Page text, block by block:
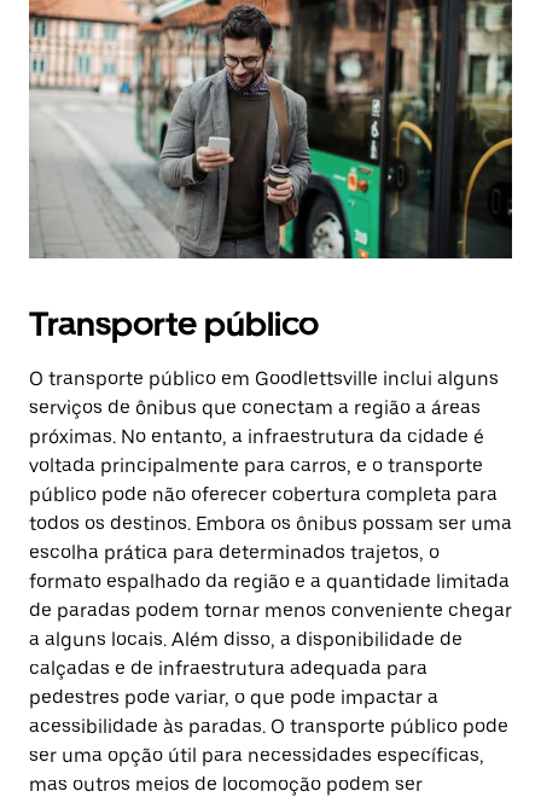
Transporte público
O transporte público em Goodlettsville inclui alguns
serviços de ônibus que conectam a região a áreas
próximas. No entanto, a infraestrutura da cidade é
voltada principalmente para carros, e o transporte
público pode não oferecer cobertura completa para
todos os destinos. Embora os ônibus possam ser uma
escolha prática para determinados trajetos, o
formato espalhado da região e a quantidade limitada
de paradas podem tornar menos conveniente chegar
a alguns locais. Além disso, a disponibilidade de
calçadas e de infraestrutura adequada para
pedestres pode variar, o que pode impactar a
acessibilidade às paradas. O transporte público pode
ser uma opção útil para necessidades específicas,
mas outros meios de locomoção podem ser